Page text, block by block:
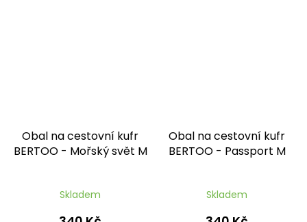
Obal na cestovní kufr
BERTOO - Mořský svět M
Skladem
Obal na cestovní kufr
BERTOO - Passport M
Skladem